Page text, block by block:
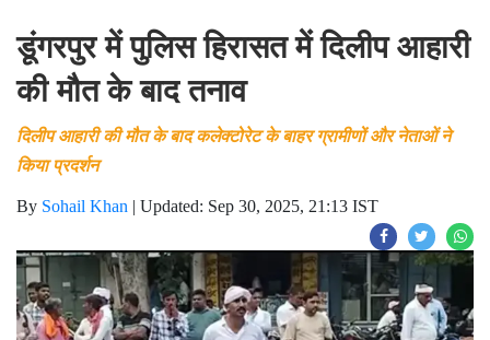
डूंगरपुर में पुलिस हिरासत में दिलीप आहारी
की मौत के बाद तनाव
दिलीप आहारी की मौत के बाद कलेक्टोरेट के बाहर ग्रामीणों और नेताओं ने
किया प्रदर्शन
By Sohail Khan | Updated: Sep 30, 2025, 21:13 IST